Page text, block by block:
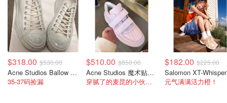
$318.00 $530.00
Acne Studios Ballow Tag脏脏小白鞋
35-37码捡漏
$510.00 $850.00
Acne Studios 魔术贴厚底鞋
穿腻了的麦昆的小伙伴看过来
$182.00 $225.00
元气满满活力橙！